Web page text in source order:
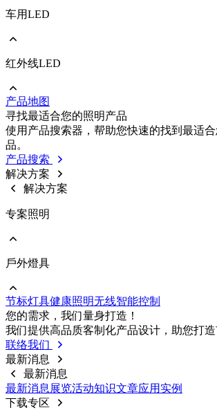
前往 照明/消费性LED
COB
车用LED
前往 车用LED
Ceramic
红外线LED
前往 红外线LED
IR LED
Photodetectors
IR Laser
ToF
Datalink
Optical Sensors
产品地图
寻找最适合您的照明产品
使用产品搜索器，帮助您快速的找到最适
品。
产品搜索
解决方案
解决方案
专案照明
前往 专案照明
戶外燈具
前往 戶外燈具
路灯
投光灯
工矿灯
节标灯具健康照明无线智能控制
您的需求，我们量⾝打造！
我们提供⾼品质客制化产品设计，助您打造
联络我们
最新消息
最新消息
最新消息 展览活动知识⽂章应⽤实例
下载专区